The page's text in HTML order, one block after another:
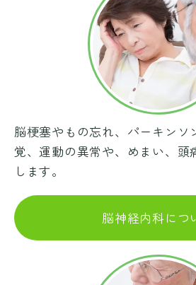
脳梗塞やもの忘れ、パーキンソ
覚、運動の異常や、めまい、頭
します。
脳神経内科につ